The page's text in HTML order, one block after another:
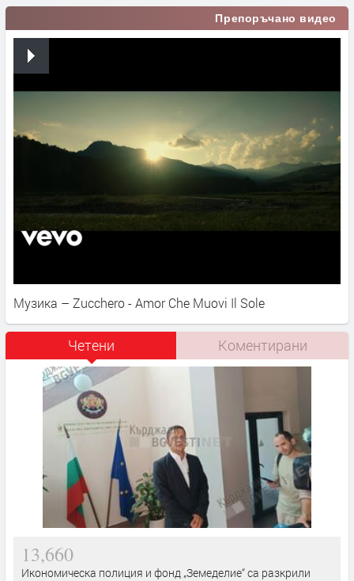
Препоръчано видео
Музика – Zucchero - Amor Che Muovi Il Sole
Четени Коментирани
13,660
Икономическа полиция и фонд „Земеделие“ са разкрили